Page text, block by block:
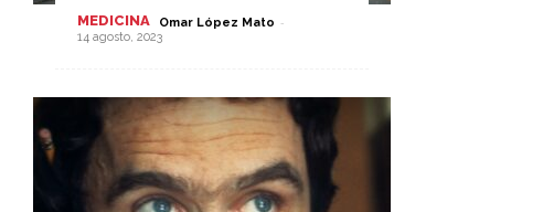
MEDICINA Omar López Mato -
14 agosto, 2023